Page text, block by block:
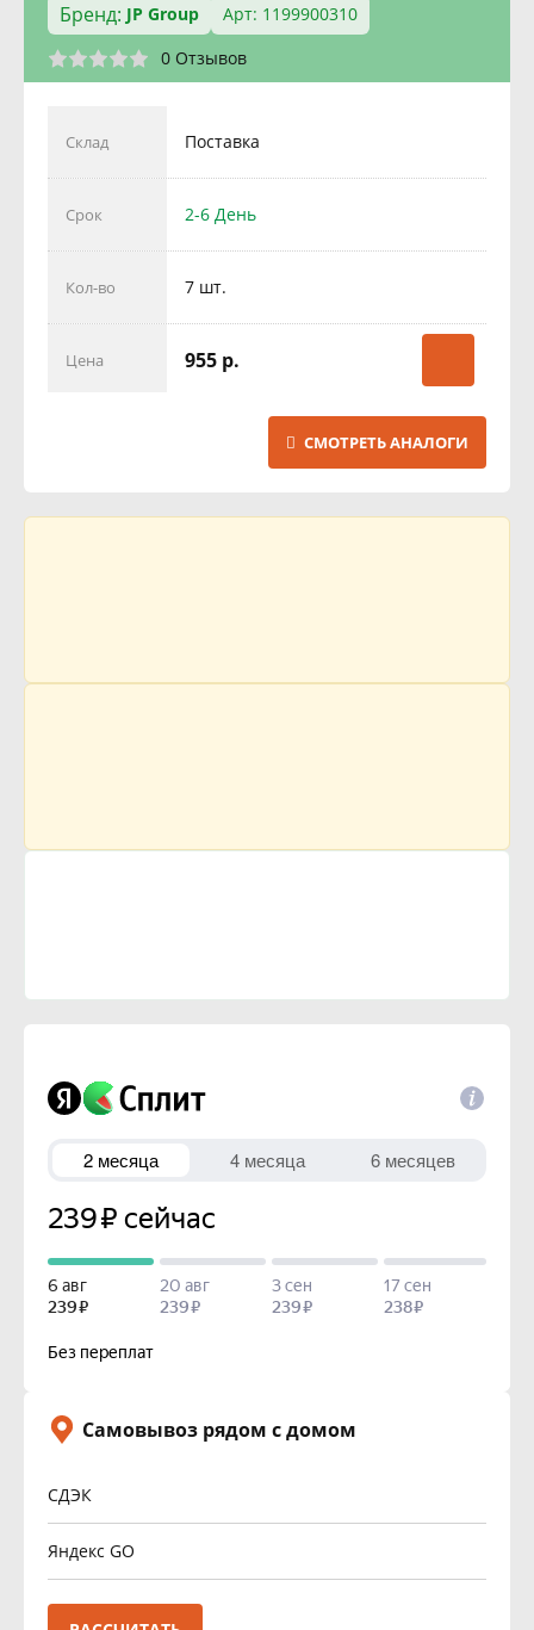
Бренд: JP Group
Арт: 1199900310
0 Отзывов
Склад Поставка
Срок 2-6 День
Кол-во 7 шт.
Цена 955 р.
СМОТРЕТЬ АНАЛОГИ
Самовывоз рядом с домом
СДЭК
Яндекс GO